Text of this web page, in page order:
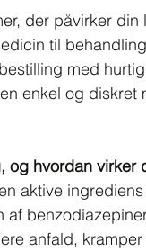
der påvirker din
til
med
enkel og diskret
og hvordan virker
aktive
af
anfald,